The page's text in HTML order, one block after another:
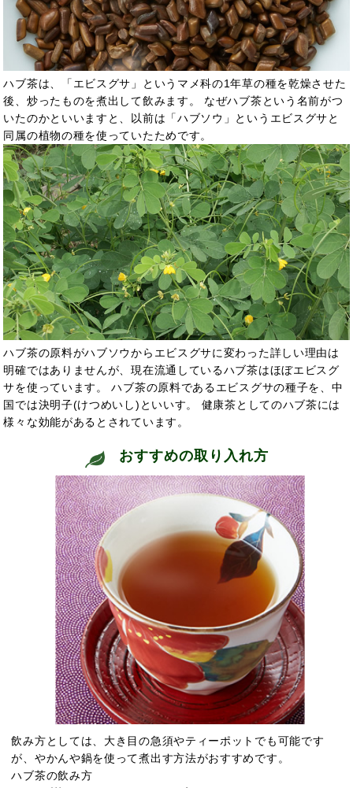
ハブ茶は、「エビスグサ」というマメ科の1年草の種を乾燥させた
後、炒ったものを煮出して飲みます。 なぜハブ茶という名前がつ
いたのかといいますと、以前は「ハブソウ」というエビスグサと
同属の植物の種を使っていたためです。
ハブ茶の原料がハブソウからエビスグサに変わった詳しい理由は
明確ではありませんが、現在流通しているハブ茶はほぼエビスグ
サを使っています。 ハブ茶の原料であるエビスグサの種子を、中
国では決明子(けつめいし)といいす。 健康茶としてのハブ茶には
様々な効能があるとされています。
おすすめの取り入れ方
飲み方としては、大き目の急須やティーポットでも可能です
が、やかんや鍋を使って煮出す方法がおすすめです。
ハブ茶の飲み方